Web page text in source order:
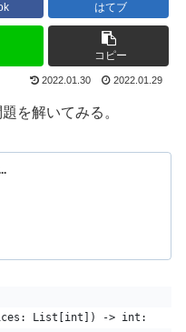
はてブ
コピー
2022.01.30 2022.01.29
を解いてみる。
List[int]) -> int: